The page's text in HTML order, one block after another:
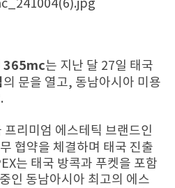
365mc는 지난 달 27일 태국
의 문을 열고, 동남아시아 미용
리미엄 에스테틱 브랜드인
협약을 체결하며 태국 진출
는 태국 방콕과 푸켓을 포함
인 동남아시아 최고의 에스